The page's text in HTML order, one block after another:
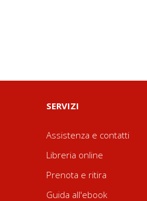
SERVIZI
Assistenza e contatti
Libreria online
Prenota e ritira
Guida all'ebook